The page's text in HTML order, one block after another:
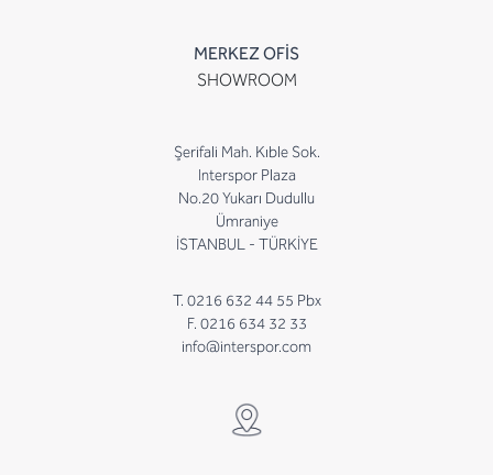
MERKEZ OFİS
SHOWROOM
Şerifali Mah. Kıble Sok.
Interspor Plaza
No.20 Yukarı Dudullu
Ümraniye
İSTANBUL - TÜRKİYE
T. 0216 632 44 55 Pbx
F. 0216 634 32 33
info@interspor.com